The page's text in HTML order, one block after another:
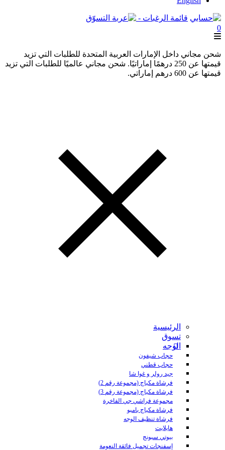
قائمة الرغبات -
0
شحن مجاني داخل الإمارات العربية المتحدة للطلبات التي تزيد
قيمتها عن 250 درهمًا إماراتيًا. شحن مجاني عالميًا للطلبات التي تزيد
قيمتها عن 600 درهم إماراتي.
الرئيسية
تسوق
الوجه
حجاب شيفون
حجاب قطني
جيد رولر و غوا شا
فرشاة مكياج (مجموعة رقم 2)
فرشاة مكياج (مجموعة رقم 3)
مجموعة فراشي جي الفاخرة
فرشاة مكياج بامبو
فرشاة تنظيف الوجه
هايلايت
بيوتي سبونج
إسفنجات تجميل فائقة النعومة